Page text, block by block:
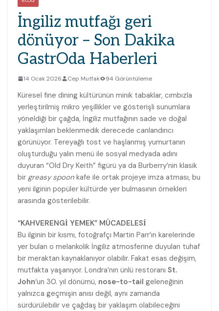
İngiliz mutfağı geri
dönüyor – Son Dakika
GastrOda Haberleri
14 Ocak 2026 Cep Mutfak 94 Görüntüleme
Küresel fine dining kültürünün minik tabaklar, cımbızla
yerleştirilmiş mikro yeşillikler ve gösterişli sunumlara
yöneldiği bir çağda, İngiliz mutfağının sade ve doğal
yaklaşımları beklenmedik derecede canlandırıcı
görünüyor. Tereyağlı tost ve haşlanmış yumurtanın
oluşturduğu yalın menü ile sosyal medyada adını
duyuran “Old Dry Keith” figürü ya da Burberry’nin klasik
bir greasy spoon kafe ile ortak projeye imza atması, bu
yeni ilginin popüler kültürde yer bulmasının örnekleri
arasında gösterilebilir.
“KAHVERENGİ YEMEK” MÜCADELESİ
Bu ilginin bir kısmı, fotoğrafçı Martin Parr’ın karelerinde
yer bulan o melankolik İngiliz atmosferine duyulan tuhaf
bir meraktan kaynaklanıyor olabilir. Fakat esas değişim,
mutfakta yaşanıyor. Londra’nın ünlü restoranı St.
John‘un 30. yıl dönümü, nose-to-tail geleneğinin
yalnızca geçmişin anısı değil, aynı zamanda
sürdürülebilir ve çağdaş bir yaklaşım olabileceğini